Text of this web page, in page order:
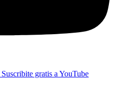
Suscribite gratis a YouTube